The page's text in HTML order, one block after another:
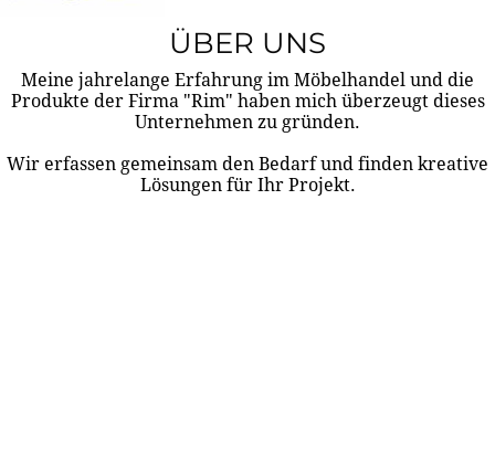
ÜBER UNS
Meine jahrelange Erfahrung im Möbelhandel und die
Produkte der Firma "Rim" haben mich überzeugt dieses
Unternehmen zu gründen.
Wir erfassen gemeinsam den Bedarf und finden kreative
Lösungen für Ihr Projekt.